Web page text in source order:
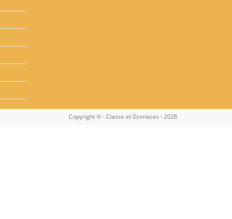
Copyright © - Classe et Grimaces - 2026